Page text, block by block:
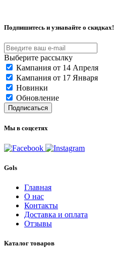
Подпишитесь и узнавайте о скидках!
Выберите рассылку
Кампания от 14 Апреля
Кампания от 17 Января
Новинки
Обновление
Подписаться
Мы в соцсетях
Gols
Главная
О нас
Контакты
Доставка и оплата
Отзывы
Каталог товаров